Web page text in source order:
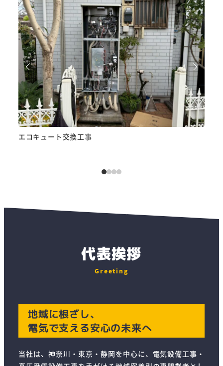
高圧機器交換工事
代表挨拶
Greeting
地域に根ざし、
電気で支える安心の未来へ
当社は、神奈川・東京・静岡を中心に、電気設備工事・